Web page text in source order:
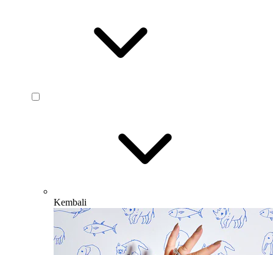
Kembali